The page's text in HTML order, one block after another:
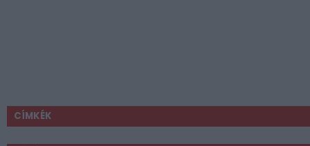
CÍMKÉK